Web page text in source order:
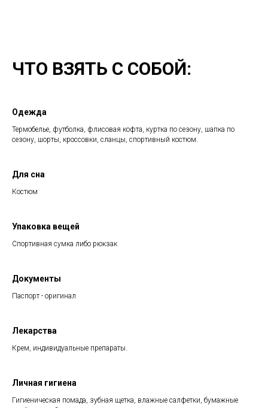
ЧТО ВЗЯТЬ С СОБОЙ:
Одежда
Термобелье, футболка, флисовая кофта, куртка по сезону, шапка по
сезону, шорты, кроссовки, сланцы, спортивный костюм.
Для сна
Костюм
Упаковка вещей
Спортивная сумка либо рюкзак
Документы
Паспорт - оригинал
Лекарства
Крем, индивидуальные препараты.
Личная гигиена
Гигиеническая помада, зубная щетка, влажные салфетки, бумажные